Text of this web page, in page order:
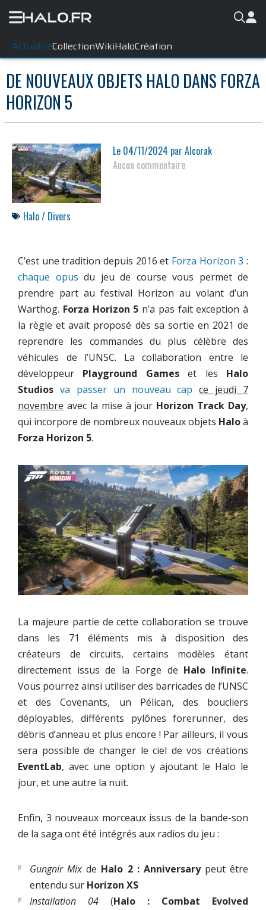
ActualitéCollectionWikiHaloCréation
DE NOUVEAUX OBJETS HALO DANS FORZA
HORIZON 5
Le 04/11/2024 par Alcorak
Aucun commentaire
Halo / Divers
C’est une tradition depuis 2016 et Forza Horizon 3 :
chaque opus du jeu de course vous permet de
prendre part au festival Horizon au volant d’un
Warthog. Forza Horizon 5 n’a pas fait exception à
la règle et avait proposé dès sa sortie en 2021 de
reprendre les commandes du plus célèbre des
véhicules de l’UNSC. La collaboration entre le
développeur Playground Gameset les Halo
Studios va passer un nouveau cap ce jeudi 7
novembre avec la mise à jour Horizon Track Day,
qui incorpore de nombreux nouveaux objets Haloà
Forza Horizon 5.
La majeure partie de cette collaboration se trouve
dans les 71 éléments mis à disposition des
créateurs de circuits, certains modèles étant
directement issus de la Forge de Halo Infinite.
Vous pourrez ainsi utiliser des barricades de l’UNSC
et des Covenants, un Pélican, des boucliers
déployables, différents pylônes forerunner, des
débris d’anneau et plus encore ! Par ailleurs, il vous
sera possible de changer le ciel de vos créations
EventLab, avec une option y ajoutant le Halo le
jour, et une autre la nuit.
Enfin, 3 nouveaux morceaux issus de la bande-son
de la saga ont été intégrés aux radios du jeu :
Gungnir Mix de Halo 2 : Anniversarypeut être
entendu sur Horizon XS
Installation 04 (Halo : Combat Evolved